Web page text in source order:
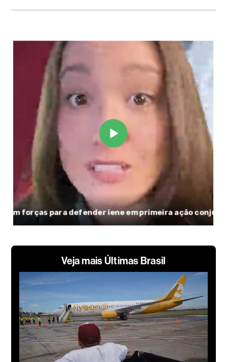
Veja mais Últimas Brasil